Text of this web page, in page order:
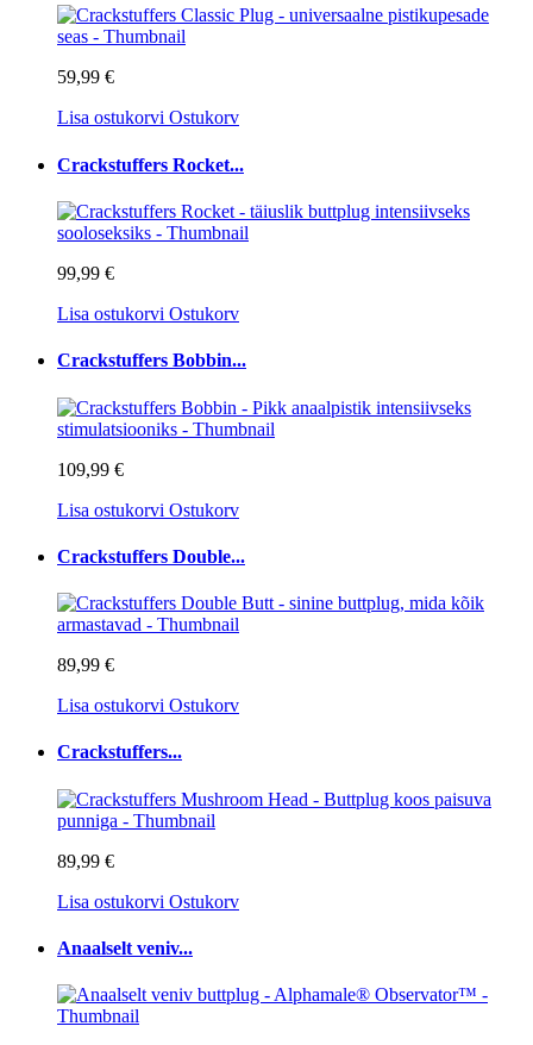
59,99 €
Lisa ostukorvi Ostukorv
Crackstuffers Rocket...
99,99 €
Lisa ostukorvi Ostukorv
Crackstuffers Bobbin...
109,99 €
Lisa ostukorvi Ostukorv
Crackstuffers Double...
89,99 €
Lisa ostukorvi Ostukorv
Crackstuffers...
89,99 €
Lisa ostukorvi Ostukorv
Anaalselt veniv...